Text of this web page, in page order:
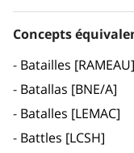
Concepts
Batailles [RAMEAU]
Batallas [BNE/A]
Batalles [LEMAC]
Battles [LCSH]